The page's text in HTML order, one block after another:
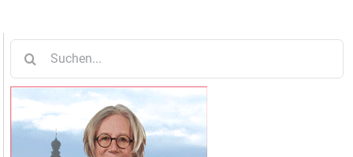
nach: